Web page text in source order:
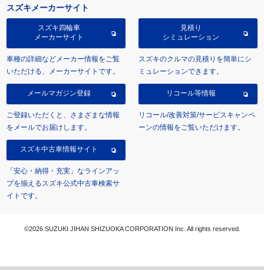
スズキメーカーサイト
スズキ四輪車
メーカーサイト
車種の詳細などメーカー情報をご覧
いただける、メーカーサイトです。
見積り
シミュレーション
スズキのクルマの見積りを簡単にシ
ミュレーションできます。
メールマガジン登録
ご登録いただくと、さまざまな情報
をメールでお届けします。
リコール等情報
リコール/改善対策/サービスキャンペ
ーンの情報をご覧いただけます。
スズキ中古車情報サイト
「安心・納得・充実」なラインアッ
プを揃えるスズキ公式中古車検索サ
イトです。
©2026 SUZUKI JIHAN SHIZUOKA CORPORATION Inc. All rights reserved.